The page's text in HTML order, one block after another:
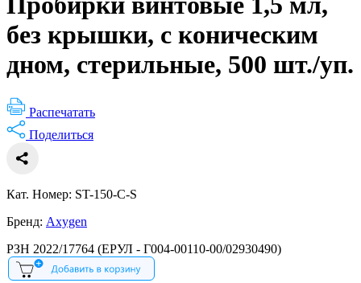
без крышки, с коническим
дном, стерильные, 500 шт./уп.
Распечатать
Поделиться
Кат. Номер: ST-150-C-S
Бренд: Axygen
РЗН 2022/17764 (ЕРУЛ - Г004-00110-00/02930490)